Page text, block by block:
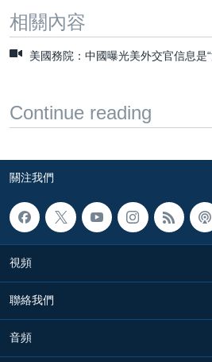
相關內容
美國務院：中國曝光美外交官信息是
Continue reading
關注我們
視頻
聯絡我們
音頻